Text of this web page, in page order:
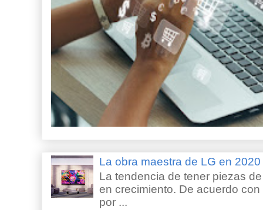
La obra maestra de LG en
La tendencia de tener piezas
en crecimiento. De acuerdo
por ...